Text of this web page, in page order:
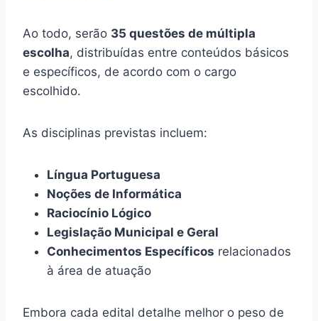
Ao todo, serão 35 questões de múltipla
escolha, distribuídas entre conteúdos básicos
e específicos, de acordo com o cargo
escolhido.
As disciplinas previstas incluem:
Língua Portuguesa
Noções de Informática
Raciocínio Lógico
Legislação Municipal e Geral
Conhecimentos Específicos relacionados
à área de atuação
Embora cada edital detalhe melhor o peso de